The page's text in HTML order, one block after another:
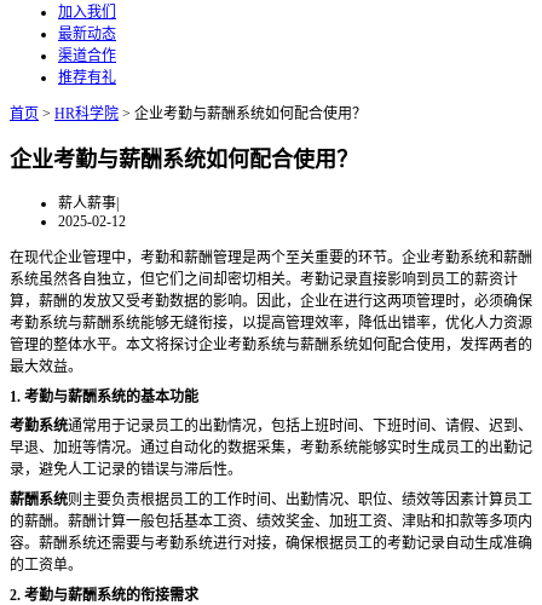
加入我们
最新动态
渠道合作
推荐有礼
首页 > HR科学院 > 企业考勤与薪酬系统如何配合使用？
企业考勤与薪酬系统如何配合使用？
薪人薪事|
2025-02-12
在现代企业管理中，考勤和薪酬管理是两个至关重要的环节。企业考勤系统和薪酬
系统虽然各自独立，但它们之间却密切相关。考勤记录直接影响到员工的薪资计
算，薪酬的发放又受考勤数据的影响。因此，企业在进行这两项管理时，必须确保
考勤系统与薪酬系统能够无缝衔接，以提高管理效率，降低出错率，优化人力资源
管理的整体水平。本文将探讨企业考勤系统与薪酬系统如何配合使用，发挥两者的
最大效益。
1. 考勤与薪酬系统的基本功能
考勤系统通常用于记录员工的出勤情况，包括上班时间、下班时间、请假、迟到、
早退、加班等情况。通过自动化的数据采集，考勤系统能够实时生成员工的出勤记
录，避免人工记录的错误与滞后性。
薪酬系统则主要负责根据员工的工作时间、出勤情况、职位、绩效等因素计算员工
的薪酬。薪酬计算一般包括基本工资、绩效奖金、加班工资、津贴和扣款等多项内
容。薪酬系统还需要与考勤系统进行对接，确保根据员工的考勤记录自动生成准确
的工资单。
2. 考勤与薪酬系统的衔接需求